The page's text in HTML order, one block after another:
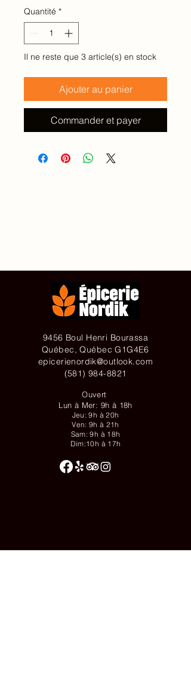
Quantité *
Il ne reste que 3 article(s) en stock
Ajouter au panier
Commander et payer
9456 Boul Henri Bourassa
Québec, Québec G1G4E6
epicerienordik@outlook.com
(581) 984-8821
Ouvert
Lun à Mer: 9h à 18h
Jeu: 9h à 20h
Ven: 9h à 21h
Sam: 9h à 18h
Dim:10h à 17h